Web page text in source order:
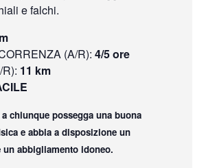
e falchi.
(A/R): 4/5 ore
11 km
chiunque possegga una buona
e abbia a disposizione un
un abbigliamento idoneo.